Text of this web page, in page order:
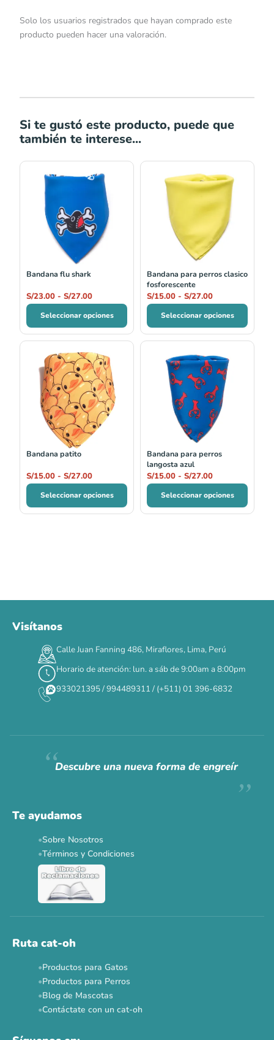
Solo los usuarios registrados que hayan comprado este
producto pueden hacer una valoración.
Si te gustó este producto, puede que
también te interese...
Bandana flu shark
S/23.00 - S/27.00
de
precios:
desde
S/23.00
hasta
S/27.00
Seleccionar opciones
Bandana para perros clasico
fosforescente
S/15.00 - S/27.00
de
precios:
desde
S/15.00
hasta
S/27.00
Seleccionar opciones
Bandana patito
S/15.00 - S/27.00
de
precios:
desde
S/15.00
hasta
S/27.00
Seleccionar opciones
Bandana para perros
langosta azul
S/15.00 - S/27.00
de
precios:
desde
S/15.00
hasta
Seleccionar opciones
DÍAS HORAS MIN SEG
✕
Siempre fuimosraros.
Ver todas las promos 🐾
Visítanos
Calle Juan Fanning 486, Miraflores, Lima, Perú
Horario de atención: lun. a sáb de 9:00am a 8:00pm
933021395 / 994489311 / (+511) 01 396-6832
Descubre una nueva forma de engreír
Te ayudamos
Sobre Nosotros
Términos y Condiciones
Ruta cat-oh
Productos para Gatos
Productos para Perros
Blog de Mascotas
Contáctate con un cat-oh